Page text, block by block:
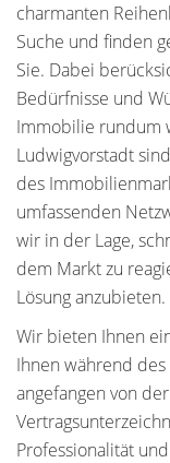
charmanten
Suche und finden
Sie. Dabei
Bedürfnisse und
Immobilie rundum
Ludwigvorstadt
des
umfassenden
wir in der Lage,
dem Markt zu
Lösung anzubieten.
Wir bieten Ihnen
Ihnen während des
angefangen von
Professionalität